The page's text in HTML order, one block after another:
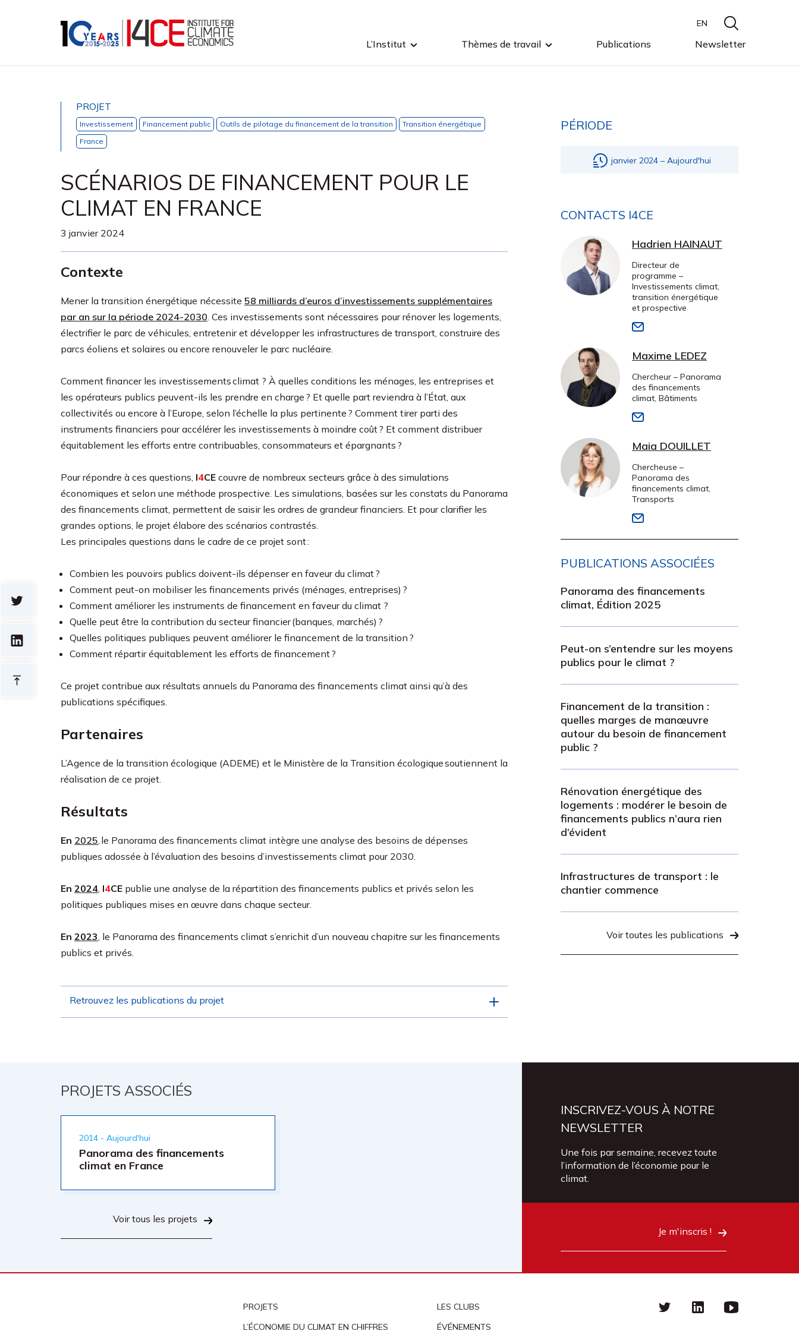
L’Institut Thèmes de travail Publications Newsletter
EN
PROJET
Investissement Financement public Outils de pilotage du financement de la transition
Transition énergétique
France
SCÉNARIOS DE FINANCEMENT POUR LE
CLIMAT EN FRANCE
3 janvier 2024
Contexte
Mener la transition énergétique nécessite 58 milliards d’euros d’investissements supplémentaires
par an sur la période 2024-2030. Ces investissements sont nécessaires pour rénover les logements,
électrifier le parc de véhicules, entretenir et développer les infrastructures de transport, construire des
parcs éoliens et solaires ou encore renouveler le parc nucléaire.
Comment financer les investissements climat ? À quelles conditions les ménages, les entreprises et
les opérateurs publics peuvent-ils les prendre en charge ? Et quelle part reviendra à l’État, aux
collectivités ou encore à l’Europe, selon l’échelle la plus pertinente ? Comment tirer parti des
instruments financiers pour accélérer les investissements à moindre coût ? Et comment distribuer
équitablement les efforts entre contribuables, consommateurs et épargnants ?
Pour répondre à ces questions, I4CE couvre de nombreux secteurs grâce à des simulations
économiques et selon une méthode prospective. Les simulations, basées sur les constats du Panorama
des financements climat, permettent de saisir les ordres de grandeur financiers. Et pour clarifier les
grandes options, le projet élabore des scénarios contrastés.
Les principales questions dans le cadre de ce projet sont :
Combien les pouvoirs publics doivent-ils dépenser en faveur du climat ?
Comment peut-on mobiliser les financements privés (ménages, entreprises) ?
Comment améliorer les instruments de financement en faveur du climat ?
Quelle peut être la contribution du secteur financier (banques, marchés) ?
Quelles politiques publiques peuvent améliorer le financement de la transition ?
Comment répartir équitablement les efforts de financement ?
Ce projet contribue aux résultats annuels du Panorama des financements climat ainsi qu’à des
publications spécifiques.
Partenaires
L’Agence de la transition écologique (ADEME) et le Ministère de la Transition écologique soutiennent la
réalisation de ce projet.
Résultats
En 2025, le Panorama des financements climat intègre une analyse des besoins de dépenses
publiques adossée à l’évaluation des besoins d’investissements climat pour 2030.
En 2024, I4CE publie une analyse de la répartition des financements publics et privés selon les
politiques publiques mises en œuvre dans chaque secteur.
En 2023, le Panorama des financements climat s’enrichit d’un nouveau chapitre sur les financements
publics et privés.
Retrouvez les publications du projet
PÉRIODE
janvier 2024 – Aujourd'hui
CONTACTS I4CE
Hadrien HAINAUT
Directeur de
programme –
Investissements climat,
transition énergétique
et prospective
Maxime LEDEZ
Chercheur – Panorama
des financements
climat, Bâtiments
Maia DOUILLET
Chercheuse –
Panorama des
financements climat,
Transports
PUBLICATIONS ASSOCIÉES
Panorama des financements
climat, Édition 2025
Peut-on s’entendre sur les moyens
publics pour le climat ?
Financement de la transition :
quelles marges de manœuvre
autour du besoin de financement
public ?
Rénovation énergétique des
logements : modérer le besoin de
financements publics n’aura rien
d’évident
Infrastructures de transport : le
chantier commence
Voir toutes les publications
PROJETS ASSOCIÉS
2014 - Aujourd'hui
Panorama des financements
climat en France
Voir tous les projets
INSCRIVEZ-VOUS À NOTRE
NEWSLETTER
Une fois par semaine, recevez toute
l’information de l’économie pour le
climat.
Je m'inscris !
PROJETS
L’ÉCONOMIE DU CLIMAT EN CHIFFRES
LES CLUBS
ÉVÉNEMENTS
Twitterlinkedin Youtube